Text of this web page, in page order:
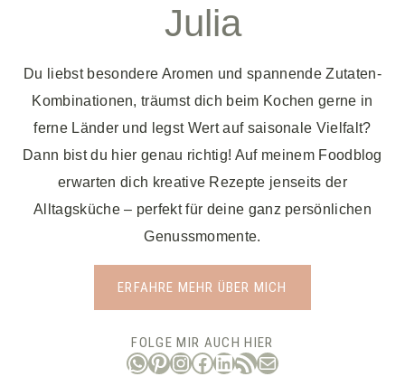
Julia
Du liebst besondere Aromen und spannende Zutaten-
Kombinationen, träumst dich beim Kochen gerne in
ferne Länder und legst Wert auf saisonale Vielfalt?
Dann bist du hier genau richtig! Auf meinem Foodblog
erwarten dich kreative Rezepte jenseits der
Alltagsküche – perfekt für deine ganz persönlichen
Genussmomente.
ERFAHRE MEHR ÜBER MICH
FOLGE MIR AUCH HIER
WhatsApp
Pinterest
Instagram
Facebook
LinkedIn
RSS-Feed
E-Mail